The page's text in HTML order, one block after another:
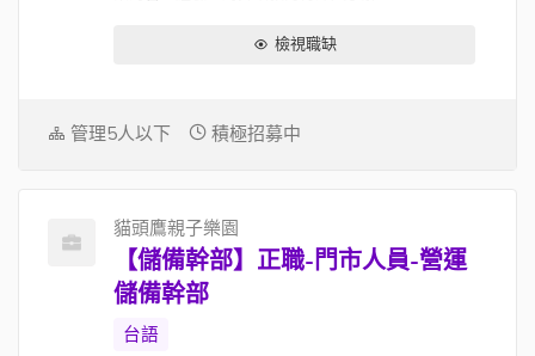
檢視職缺
管理5人以下 積極招募中
貓頭鷹親子樂園
【儲備幹部】正職-門市人員-營運
儲備幹部
台語